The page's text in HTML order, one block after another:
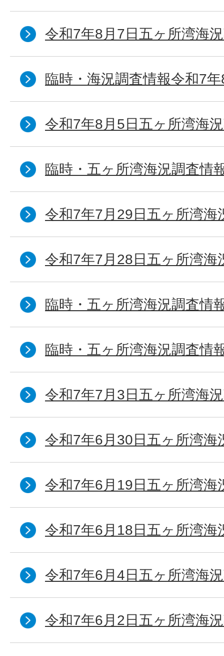
令和7年8月7日五ヶ所湾海
臨時・海況調査情報令和7
令和7年8月5日五ヶ所湾海
臨時・五ヶ所湾海況調査情
令和7年7月29日五ヶ所湾海
令和7年7月28日五ヶ所湾海
臨時・五ヶ所湾海況調査情
臨時・五ヶ所湾海況調査情
令和7年7月3日五ヶ所湾海
令和7年6月30日五ヶ所湾海
令和7年6月19日五ヶ所湾海
令和7年6月18日五ヶ所湾海
令和7年6月4日五ヶ所湾海
令和7年6月2日五ヶ所湾海